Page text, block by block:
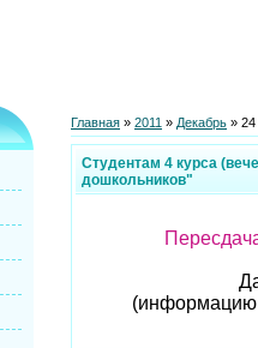
Главная » 2011 » Декабрь » 24
Студентам 4 курса
дошкольников"
(информацию